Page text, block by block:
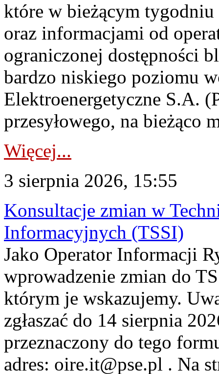
które w bieżącym tygodniu
oraz informacjami od
ograniczonej dostępności
bardzo niskiego poziomu
Elektroenergetyczne S.A.
przesyłowego, na bieżąco
Więcej...
3 sierpnia 2026, 15:55
Konsultacje zmian w
Informacyjnych (TSSI)
Jako Operator Informacji
wprowadzenie zmian do
którym je wskazujemy.
zgłaszać do 14 sierpnia
przeznaczony do tego
adres: oire.it@pse.pl . Na